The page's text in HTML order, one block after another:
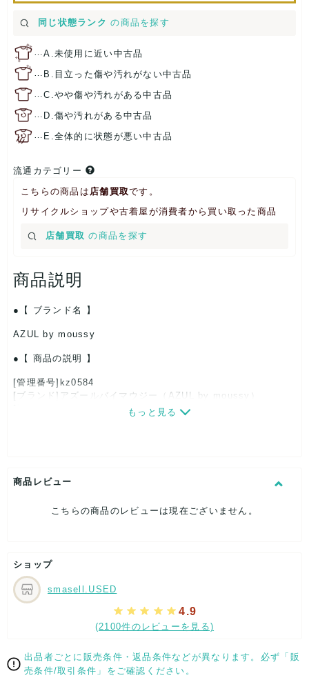
同じ状態ランク の商品を探す
…A.未使用に近い中古品
… B.目立った傷や汚れがない中古品
…C.やや傷や汚れがある中古品
… D.傷や汚れがある中古品
… E.全体的に状態が悪い中古品
流通カテゴリー
こちらの商品は 店舗買取です。
リサイクルショップや古着屋が消費者から買い取った商品
店舗買取 の商品を探す
商品説明
【 ブランド名 】
AZUL by moussy
【 商品の説明 】
[管理番号]kz0584
[ブランド]アズールバイマウジー（AZUL by moussy）
頭回り（内寸）：約51cm
[付属品]なし
やや傷や汚れあり
全体的には、まだまだご活躍頂けるお品になります。
ダメージはできる限り、撮影しておりますので、ご確認下さい
ませ。
[状態追記]部分的に汚れ有り。
表記サイズ：ﾌﾘｰ
もっと見る
商品レビュー
こちらの商品のレビューは現在ございません。
ショップ
smasell.USED
4.9
(2100件のレビューを見る)
出品者ごとに販売条件・返品条件などが異なります。必ず「販
売条件/取引条件」をご確認ください。